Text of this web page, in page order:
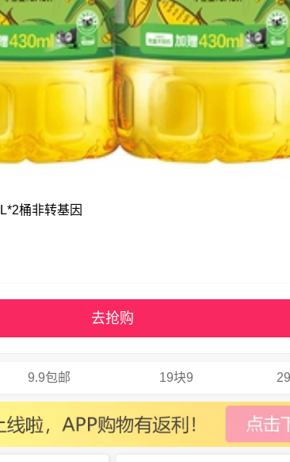
桶非转基因
去抢购
9.9包邮 19块9